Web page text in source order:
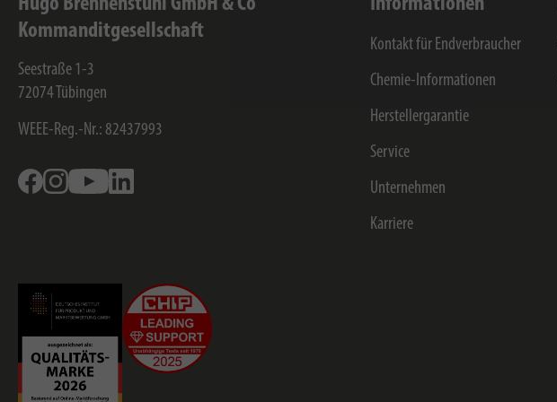
Kommanditgesellschaft
Seestraße 1-3
72074 Tübingen
WEEE-Reg.-Nr.: 82437993
FacebookInstagramYoutube
Kontakt für Endverbraucher
Chemie-Informationen
Herstellergarantie
Service
Unternehmen
Karriere